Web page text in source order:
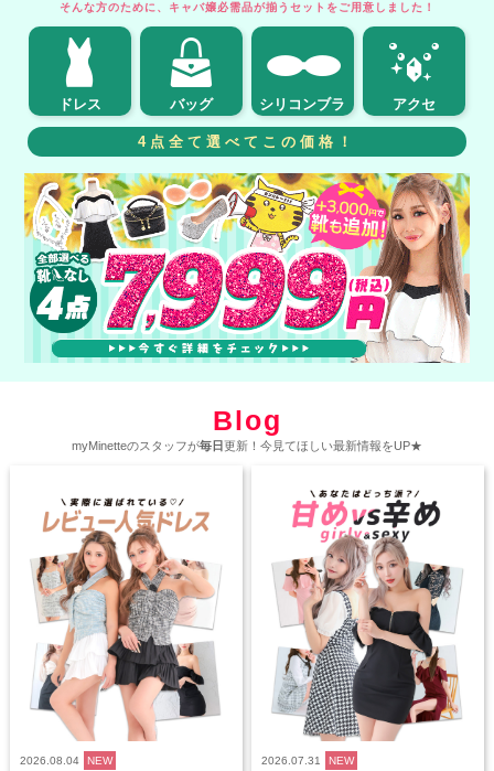
そんな方のために、キャバ嬢必需品が揃うセットをご用意しました！
ドレス バッグ シリコンブラ アクセ
4点全て選べてこの価格！
Blog
myMinetteのスタッフが毎日 更新！今見てほしい最新情報をUP★
2026.08.04 NEW 2026.07.31 NEW